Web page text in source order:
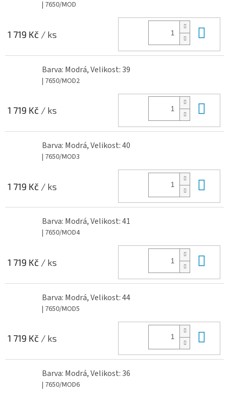
| 7650/MOD
1 719 Kč / ks
Barva: Modrá, Velikost: 39
| 7650/MOD2
1 719 Kč / ks
Barva: Modrá, Velikost: 40
| 7650/MOD3
1 719 Kč / ks
Barva: Modrá, Velikost: 41
| 7650/MOD4
1 719 Kč / ks
Barva: Modrá, Velikost: 44
| 7650/MOD5
1 719 Kč / ks
Barva: Modrá, Velikost: 36
| 7650/MOD6